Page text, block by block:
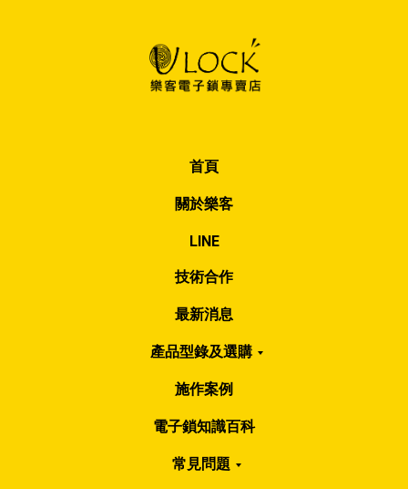
首頁
關於樂客
LINE
技術合作
最新消息
產品型錄及選購
施作案例
電子鎖知識百科
常見問題